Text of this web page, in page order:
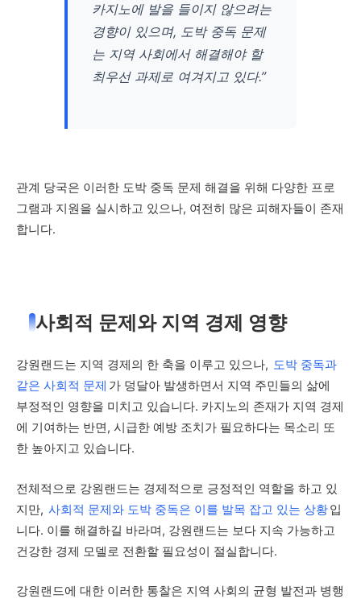
카지노에 발을 들이지 않으려는
경향이 있으며, 도박 중독 문제
는 지역 사회에서 해결해야 할
최우선 과제로 여겨지고 있다.”
관계 당국은 이러한 도박 중독 문제 해결을 위해 다양한 프로
그램과 지원을 실시하고 있으나, 여전히 많은 피해자들이 존재
합니다.
사회적 문제와 지역 경제 영향
강원랜드는 지역 경제의 한 축을 이루고 있으나, 도박 중독과
같은 사회적 문제 가 덩달아 발생하면서 지역 주민들의 삶에
부정적인 영향을 미치고 있습니다. 카지노의 존재가 지역 경제
에 기여하는 반면, 시급한 예방 조치가 필요하다는 목소리 또
한 높아지고 있습니다.
전체적으로 강원랜드는 경제적으로 긍정적인 역할을 하고 있
지만, 사회적 문제와 도박 중독은 이를 발목 잡고 있는 상황입
니다. 이를 해결하길 바라며, 강원랜드는 보다 지속 가능하고
건강한 경제 모델로 전환할 필요성이 절실합니다.
강원랜드에 대한 이러한 통찰은 지역 사회의 균형 발전과 병행